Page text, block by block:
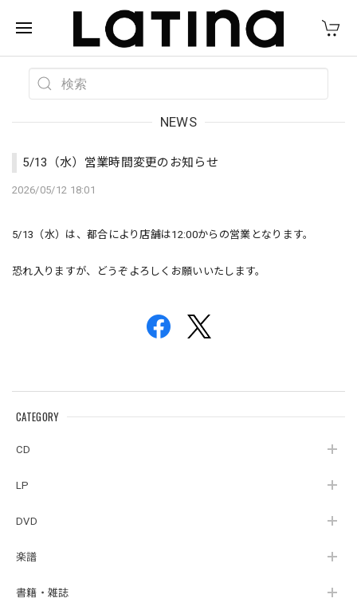
CATEGORY
CD
LP
DVD
楽譜
書籍・雑誌
NEWS
5/13（水）営業時間変更のお知らせ
2026/05/12 18:01
5/13（水）は、都合により店舗は12:00からの営業となります。
恐れ入りますが、どうぞよろしくお願いいたします。